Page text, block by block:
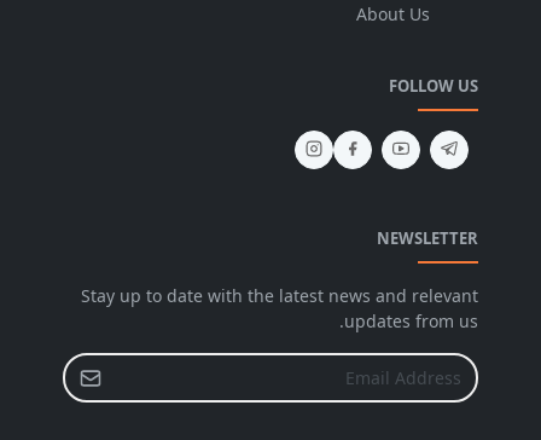
About Us
FOLLOW US
NEWSLETTER
Stay up to date with the latest news and relevant
updates from us.